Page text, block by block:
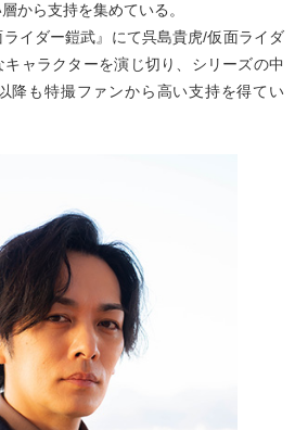
から支持を集めている。
イダー鎧武』にて呉島貴虎/仮面ライダ
ャラクターを演じ切り、シリーズの中
降も特撮ファンから高い支持を得てい